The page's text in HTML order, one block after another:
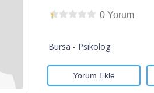
0 Yorum
Bursa - Psikolog
Yorum Ekle